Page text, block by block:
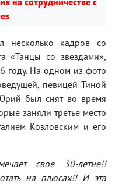
несколько кадров со
«Танцы со звездами»,
году. На одном из фото
певицей Тиной
был снят во время
заняли третье место
Козловским и его
свое 30-летие!!
на плюсах!! И эта